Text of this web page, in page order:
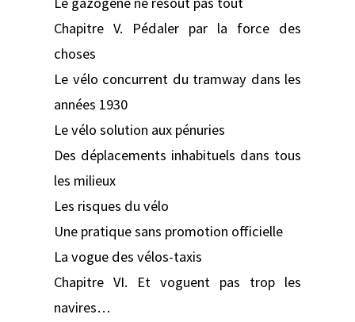
Chapitre V. Pédaler par la force des
choses
Le vélo concurrent du tramway dans les
années 1930
Le vélo solution aux pénuries
Des déplacements inhabituels dans tous
les milieux
Les risques du vélo
Une pratique sans promotion officielle
La vogue des vélos-taxis
Chapitre VI. Et voguent pas trop les
navires…